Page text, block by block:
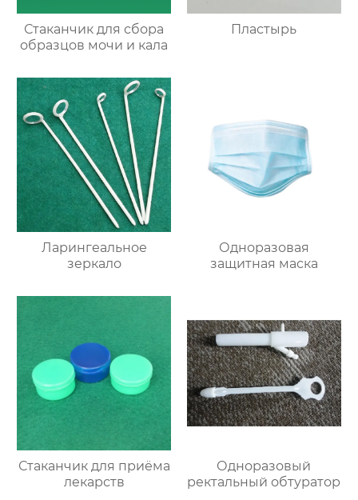
Стаканчик для сбора
образцов мочи и кала
Пластырь
Ларингеальное
зеркало
Одноразовая
защитная маска
Стаканчик для приёма
лекарств
Одноразовый
ректальный обтуратор